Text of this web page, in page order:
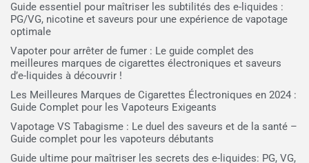
Guide essentiel pour maîtriser les subtilités des e-liquides :
PG/VG, nicotine et saveurs pour une expérience de vapotage
optimale
Vapoter pour arrêter de fumer : Le guide complet des
meilleures marques de cigarettes électroniques et saveurs
d’e-liquides à découvrir !
Les Meilleures Marques de Cigarettes Électroniques en 2024 :
Guide Complet pour les Vapoteurs Exigeants
Vapotage VS Tabagisme : Le duel des saveurs et de la santé –
Guide complet pour les vapoteurs débutants
Guide ultime pour maîtriser les secrets des e-liquides: PG, VG,